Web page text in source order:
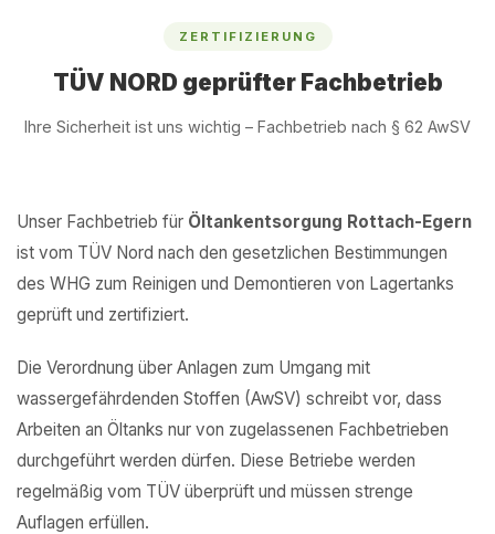
ZERTIFIZIERUNG
TÜV NORD geprüfter Fachbetrieb
Ihre Sicherheit ist uns wichtig – Fachbetrieb nach § 62 AwSV
Unser Fachbetrieb für Öltankentsorgung Rottach-Egern
ist vom TÜV Nord nach den gesetzlichen Bestimmungen
des WHG zum Reinigen und Demontieren von Lagertanks
geprüft und zertifiziert.
Die Verordnung über Anlagen zum Umgang mit
wassergefährdenden Stoffen (AwSV) schreibt vor, dass
Arbeiten an Öltanks nur von zugelassenen Fachbetrieben
durchgeführt werden dürfen. Diese Betriebe werden
regelmäßig vom TÜV überprüft und müssen strenge
Auflagen erfüllen.